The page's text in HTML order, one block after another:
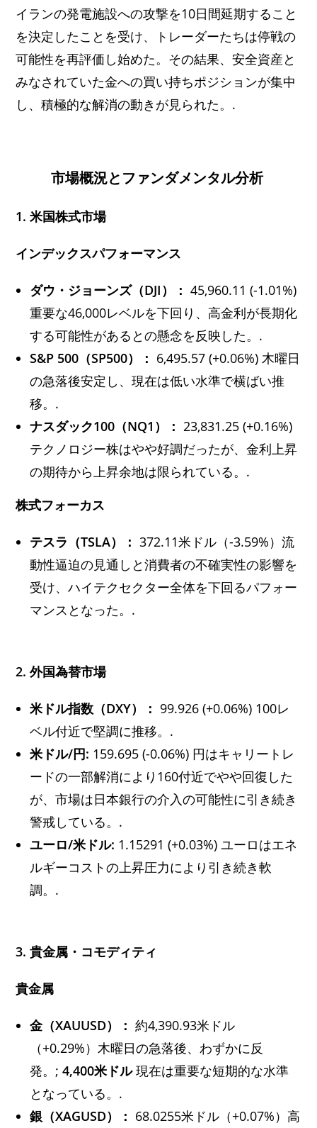
イランの発電施設への攻撃を10日間延期すること
を決定したことを受け、トレーダーたちは停戦の
可能性を再評価し始めた。その結果、安全資産と
みなされていた金への買い持ちポジションが集中
し、積極的な解消の動きが見られた。.
市場概況とファンダメンタル分析
1. 米国株式市場
インデックスパフォーマンス
ダウ・ジョーンズ（DJI）： 45,960.11 (-1.01%)
重要な46,000レベルを下回り、高金利が長期化
する可能性があるとの懸念を反映した。.
S&P 500（SP500）： 6,495.57 (+0.06%) 木曜日
の急落後安定し、現在は低い水準で横ばい推
移。.
ナスダック100（NQ1）： 23,831.25 (+0.16%)
テクノロジー株はやや好調だったが、金利上昇
の期待から上昇余地は限られている。.
株式フォーカス
テスラ（TSLA）： 372.11米ドル（-3.59%）流
動性逼迫の見通しと消費者の不確実性の影響を
受け、ハイテクセクター全体を下回るパフォー
マンスとなった。.
2. 外国為替市場
米ドル指数（DXY）： 99.926 (+0.06%) 100レ
ベル付近で堅調に推移。.
米ドル/円: 159.695 (-0.06%) 円はキャリートレ
ードの一部解消により160付近でやや回復した
が、市場は日本銀行の介入の可能性に引き続き
警戒している。.
ユーロ/米ドル: 1.15291 (+0.03%) ユーロはエネ
ルギーコストの上昇圧力により引き続き軟
調。.
3. 貴金属・コモディティ
貴金属
金（XAUUSD）： 約4,390.93米ドル
（+0.29%）木曜日の急落後、わずかに反
発。;4,400米ドル現在は重要な短期的な水準
となっている。.
銀（XAGUSD）： 68.0255米ドル（+0.07%）高